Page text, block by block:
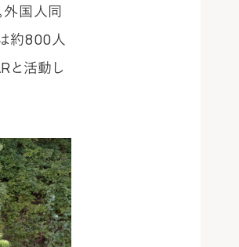
外国人同
約800人
と活動し